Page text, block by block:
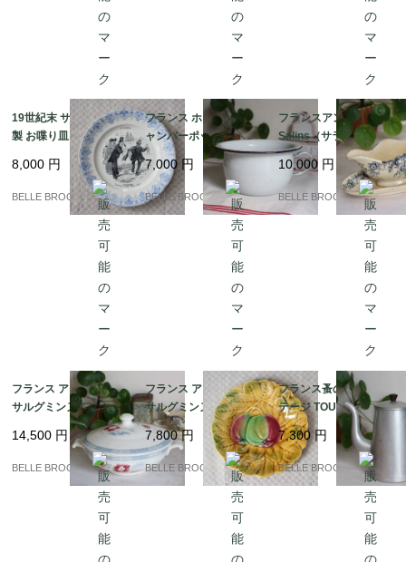
19世紀末 サルグミンヌ
製 お喋り皿「Légume
s / OIGNONS（玉ね
ぎ）」フランスアンテ
ィーク プレート｜フラ
ンス発送（到着まで2-3
8,000 円
BELLE BROCANTE
フランス ホーロー製チ
ャンバーポット 白×ネ
イビー 持ち手付き ポッ
ト 蚤の市｜フランス発
送（到着まで2-3週間）
7,000 円
BELLE BROCANTE
フランスアンティーク
Salins（サラン）窯 勿
忘草とガーランドのソ
ーシエール / ブルー 19
00年代初頭｜フランス
発送（到着まで2-3週
10,000 円
BELLE BROCANTE
フランス アンティーク
サルグミンヌ / CAROL
Eシリーズ 蓋付きレギ
ュミエ（スープボウ
ル） 赤い花とブルーチ
ェック｜フランス発送
（到着まで2-3週間）
14,500 円
BELLE BROCANTE
フランス アンティーク
サルグミンヌ バルボテ
ィーヌ 飾り皿 リンゴと
葉の浮き彫り 19cm Sa
rreguemines｜フラン
ス発送（到着まで2-3週
7,800円
BELLE BROCANTE
フランス蚤の市 ヴィン
テージ TOURNUS アル
ミ コーヒーポット 持ち
手ベークライト｜フラ
ンス発送（到着まで2-3
週間）
7,300円
BELLE BROCANTE